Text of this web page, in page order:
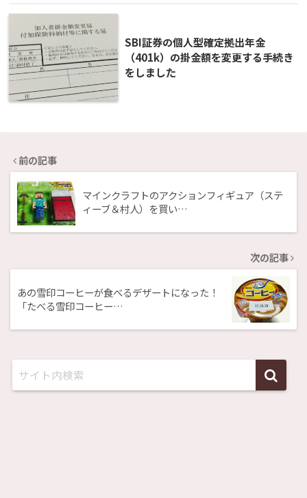
SBI証券の個人型確定拠出年金
（401k）の掛金額を変更する手続き
をしました
前の記事
マインクラフトのアクションフィギュア（ステ
ィーブ＆村人）を買い…
次の記事
あの雪印コーヒーが食べるデザートになった！
「たべる雪印コーヒー…